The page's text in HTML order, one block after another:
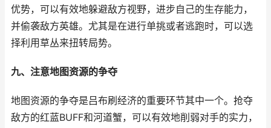
优势，可以有效地躲避敌方视野，进步自己的生存能力，
并偷袭敌方英雄。尤其是在进行单挑或者逃跑时，可以选
择利用草丛来扭转局势。
九、注意地图资源的争夺
地图资源的争夺是吕布刷经济的重要环节其中一个。抢夺
敌方的红蓝BUFF和河道蟹，可以有效地削弱对手的实力，